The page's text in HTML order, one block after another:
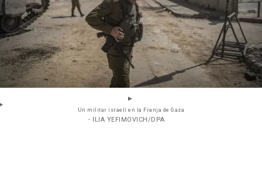
Un militar israelí en la Franja de Gaza
- ILIA YEFIMOVICH/DPA